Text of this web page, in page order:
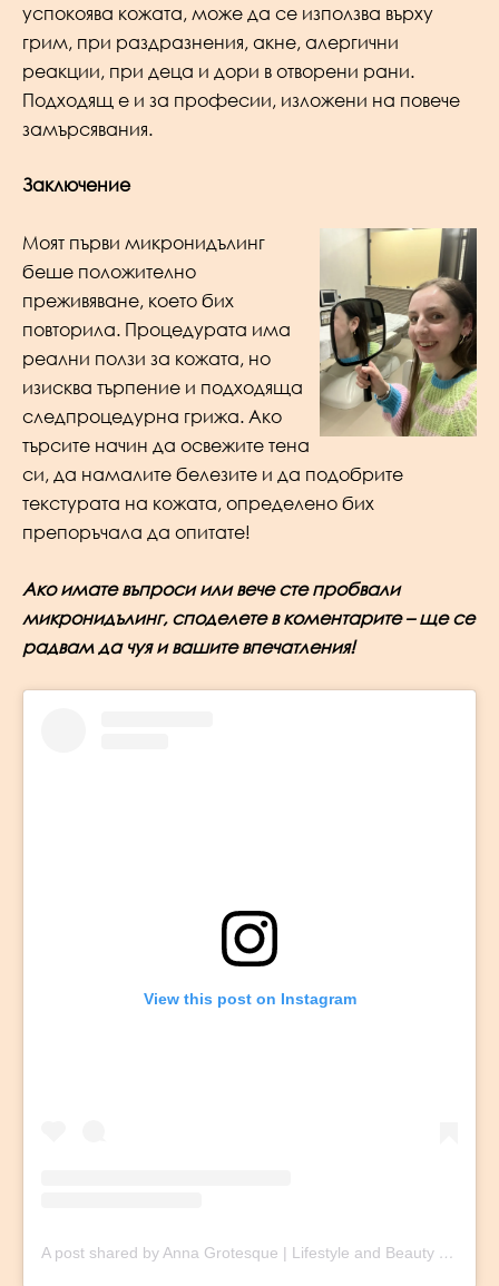
успокоява кожата, може да се използва върху
грим, при раздразнения, акне, алергични
реакции, при деца и дори в отворени рани.
Подходящ е и за професии, изложени на повече
замърсявания.
Заключение
Моят първи микронидълинг
беше положително
преживяване, което бих
повторила. Процедурата има
реални ползи за кожата, но
изисква търпение и подходяща
следпроцедурна грижа. Ако
търсите начин да освежите тена
си, да намалите белезите и да подобрите
текстурата на кожата, определено бих
препоръчала да опитате!
Ако имате въпроси или вече сте пробвали
микронидълинг, споделете в коментарите – ще се
радвам да чуя и вашите впечатления!
View this post on Instagram
A post shared by Anna Grotesque | Lifestyle and Beauty Blogger (@adventurous.cosmetics)